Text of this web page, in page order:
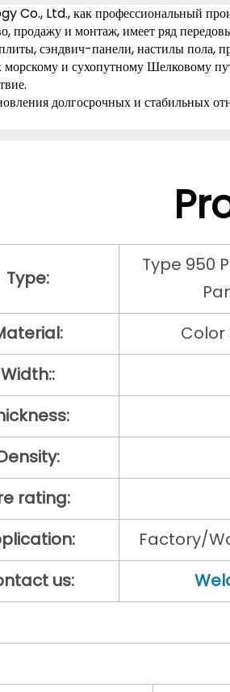
Ltd., как профессиональный
продажу и монтаж, имеет ряд
сэндвич-панели, настилы пола,
морскому и сухопутному Шелковому
долгосрочных и стабильных
Type:
Type 950
Width::
rating:
Factory/
us: